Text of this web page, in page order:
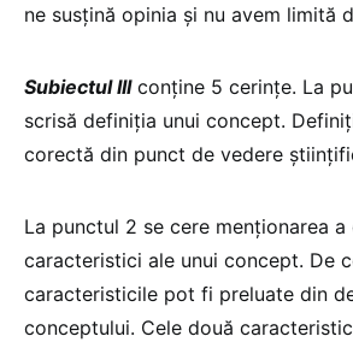
ne susțină opinia și nu avem limită
Subiectul IIIconține 5 cerințe. La
scrisă definiția unui concept.
corectă din punct de vedere
La punctul 2 se cere menționarea a
caracteristici ale unui concept. De
caracteristicile pot fi preluate din
conceptului. Cele două